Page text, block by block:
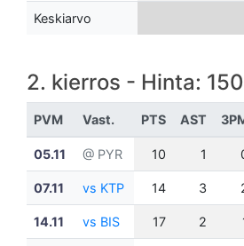
Keskiarvo
2. kierros - Hinta:
PVM Vast. PTS AST
05.11 @ PYR 10 1
07.11 vs KTP 14 3
14.11 vs BIS 17 2